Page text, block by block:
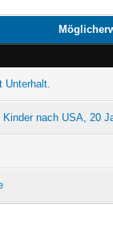
Unterhalt.
nach USA, 20